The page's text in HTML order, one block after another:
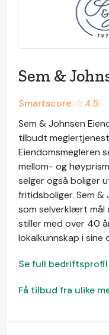
Sem &
Smartscore: ☆4.5
Sem & Johnsen
tilbudt
Eiendomsmegleren
mellom- og
selger også boliger
fritidsboliger. Sem &
som selverklært mål
stiller med over 40
lokalkunnskap i sine
Se full bedriftsprofil
Få tilbud fra ulike